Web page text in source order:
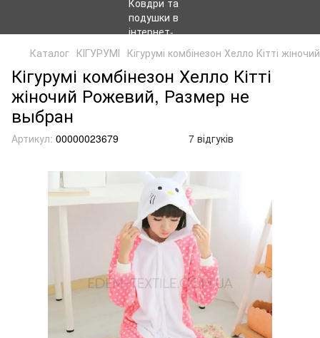
Каталог КІГУРУМІ Кігурумі комбінезон Хелло Кітті жіночий
Кігурумі комбінезон Хелло Кітті
жіночий Рожевий, Размер не
выбран
Артикул: 00000023679 7 відгуків